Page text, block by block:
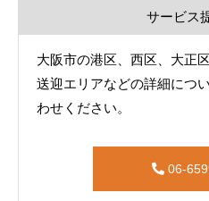
サービス
大阪市の港区、西区、大正区
送迎エリアなどの詳細につ
わせください。
06-